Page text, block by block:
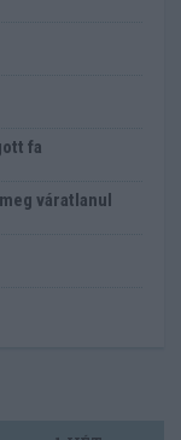
fa
váratlanul